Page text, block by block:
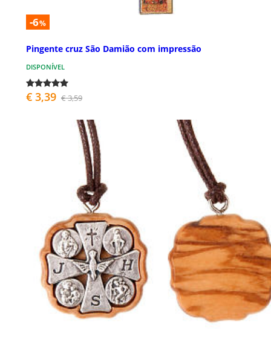
-6%
Pingente cruz São Damião com impressão
DISPONÍVEL
€ 3,39 € 3,59